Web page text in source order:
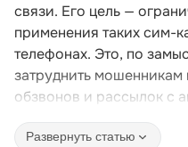
связи. Его цель —
применения таких сим-
телефонах. Это, по
затруднить
обзвонов и рассылок с
Развернуть статью